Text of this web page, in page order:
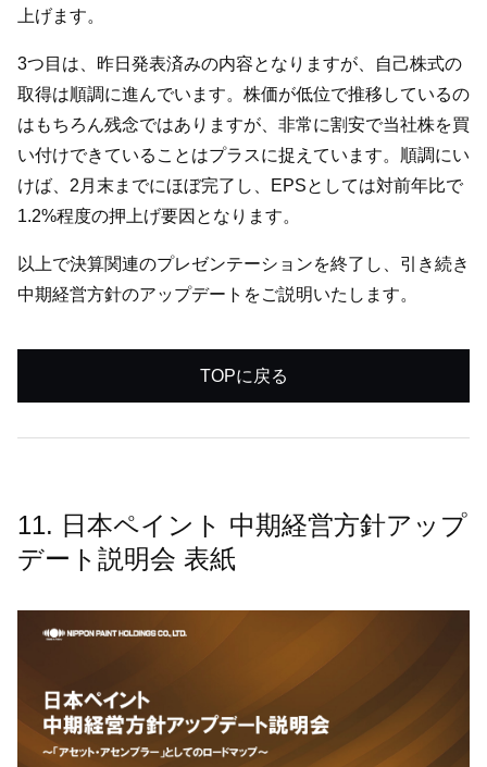
上げます。
3つ目は、昨日発表済みの内容となりますが、自己株式の
取得は順調に進んでいます。株価が低位で推移しているの
はもちろん残念ではありますが、非常に割安で当社株を買
い付けできていることはプラスに捉えています。順調にい
けば、2月末までにほぼ完了し、EPSとしては対前年比で
1.2%程度の押上げ要因となります。
以上で決算関連のプレゼンテーションを終了し、引き続き
中期経営方針のアップデートをご説明いたします。
TOPに戻る
11. 日本ペイント 中期経営方針アップ
デート説明会 表紙